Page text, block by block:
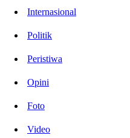
Internasional
Politik
Peristiwa
Opini
Foto
Video